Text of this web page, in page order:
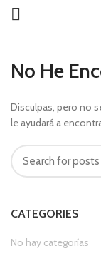
No He
Disculpas, pero no
le ayudará a
CATEGORIES
No hay categorías